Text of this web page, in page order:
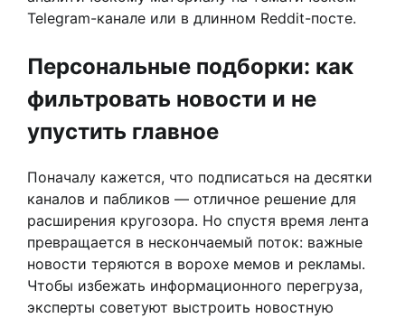
Telegram-канале или в длинном Reddit-посте.
Персональные подборки: как
фильтровать новости и не
упустить главное
Поначалу кажется, что подписаться на десятки
каналов и пабликов — отличное решение для
расширения кругозора. Но спустя время лента
превращается в нескончаемый поток: важные
новости теряются в ворохе мемов и рекламы.
Чтобы избежать информационного перегруза,
эксперты советуют выстроить новостную